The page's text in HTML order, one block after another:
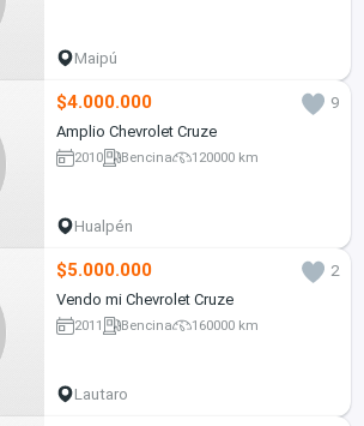
Maipú
$4.000.000
9
Amplio Chevrolet Cruze
2010 Bencina 120000 km
Hualpén
$5.000.000
2
Vendo mi Chevrolet Cruze
2011 Bencina 160000 km
Lautaro